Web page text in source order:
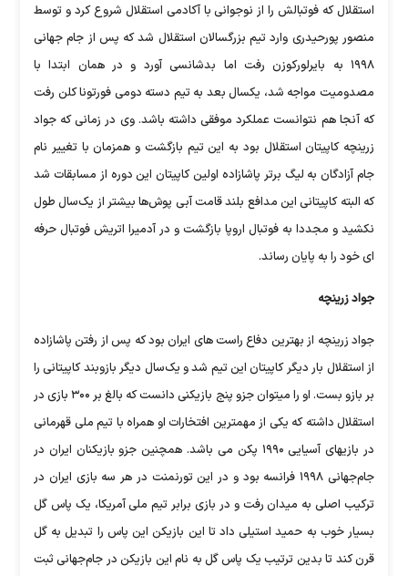
استقلال که فوتبالش را از نوجوانی با آکادمی استقلال شروع کرد و توسط
منصور پورحیدری وارد تیم بزرگسالان استقلال شد که پس از جام جهانی
۱۹۹۸ به بایرلورکوزن رفت اما بدشانسی آورد و در همان ابتدا با
مصدومیت مواجه شد، یکسال بعد به تیم دسته دومی فورتونا کلن رفت
که آنجا هم نتوانست عملکرد موفقی داشته باشد. وی در زمانی که جواد
زرینچه کاپیتان استقلال بود به این تیم بازگشت و همزمان با تغییر نام
جام آزادگان به لیگ برتر پاشازاده اولین کاپیتان این دوره از مسابقات شد
که البته کاپیتانی این مدافع بلند قامت آبی پوش‌ها بیشتر از یک‌سال طول
نکشید و مجددا به فوتبال اروپا بازگشت و در آدمیرا اتریش فوتبال حرفه
ای خود را به پایان رساند.
جواد زرینچه
جواد زرینچه از بهترین دفاع راست های ایران بود که پس از رفتن پاشازاده
از استقلال بار دیگر کاپیتان این تیم شد و یک‌سال دیگر بازوبند کاپیتانی را
بر بازو بست. او را میتوان جزو پنج بازیکنی دانست که بالغ بر ۳۰۰ بازی در
استقلال داشته که یکی از مهمترین افتخارات او همراه با تیم ملی قهرمانی
در بازیهای آسیایی ۱۹۹۰ پکن می باشد. همچنین جزو بازیکنان ایران در
جام‌جهانی ۱۹۹۸ فرانسه بود و در این تورنمنت در هر سه بازی ایران در
ترکیب اصلی به میدان رفت و در بازی برابر تیم ملی آمریکا، یک پاس گل
بسیار خوب به حمید استیلی داد تا این بازیکن این پاس را تبدیل به گل
قرن کند تا بدین ترتیب یک پاس گل به نام این بازیکن در جام‌جهانی ثبت